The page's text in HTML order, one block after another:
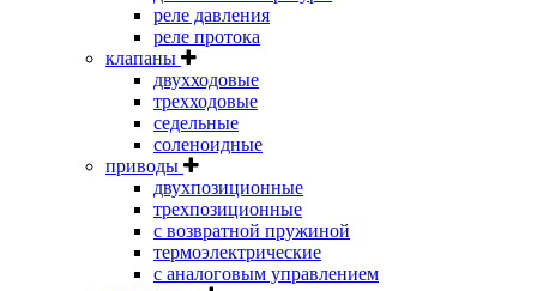
реле давления
реле протока
клапаны
двухходовые
трехходовые
седельные
соленоидные
приводы
двухпозиционные
трехпозиционные
с возвратной пружиной
термоэлектрические
с аналоговым управлением